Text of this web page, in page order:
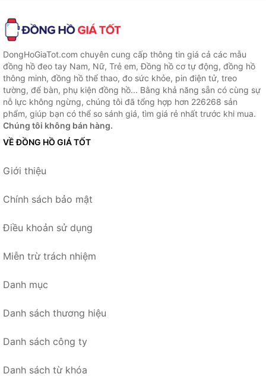
DongHoGiaTot.com chuyên cung cấp thông tin giá cả các mẫu
đồng hồ đeo tay Nam, Nữ, Trẻ em, Đồng hồ cơ tự động, đồng hồ
thông minh, đồng hồ thể thao, đo sức khỏe, pin điện tử, treo
tường, để bàn, phụ kiện đồng hồ... Bằng khả năng sẵn có cùng sự
nỗ lực không ngừng, chúng tôi đã tổng hợp hơn 226268 sản
phẩm, giúp bạn có thể so sánh giá, tìm giá rẻ nhất trước khi mua.
Chúng tôi không bán hàng.
VỀ ĐỒNG HỒ GIÁ TỐT
Giới thiệu
Chính sách bảo mật
Điều khoản sử dụng
Miễn trừ trách nhiệm
Danh mục
Danh sách thương hiệu
Danh sách công ty
Danh sách từ khóa